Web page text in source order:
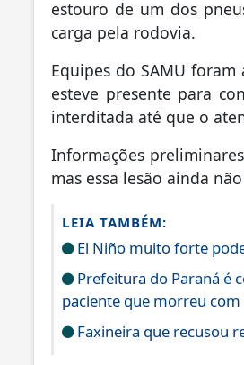
estouro de um dos
carga pela rodovia.
Equipes do SAMU
esteve presente para
interditada até que o
Informações
mas essa lesão ainda
LEIA TAMBÉM:
El Niño muito forte
Prefeitura do Paraná é
paciente que morreu com
Faxineira que recusou